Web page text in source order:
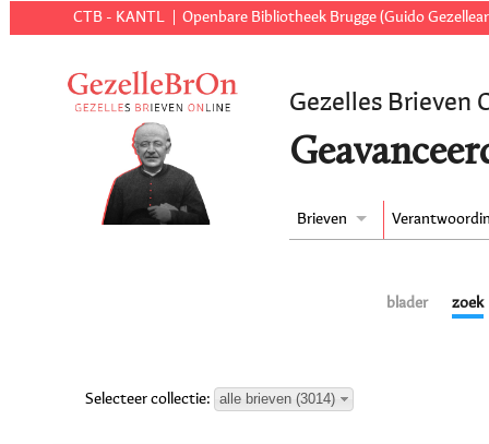
CTB - KANTL Openbare Bibliotheek Brugge (Guido
Gezelles Brieven
Brieven
blader zoek
Selecteer collectie: alle brieven (3014)